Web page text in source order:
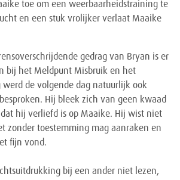
toe om een weerbaarheidstraining te
en een stuk vrolijker verlaat Maaike
gedrag van Bryan is er
bij het Meldpunt Misbruik en het
werd de volgende dag natuurlijk ook
Hij bleek zich van geen kwaad
hij verliefd is op Maaike. Hij wist niet
zonder toestemming mag aanraken en
fijn vond.
bij een ander niet lezen,